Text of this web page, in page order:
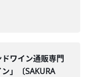
ワイン通販専門
」〔SAKURA